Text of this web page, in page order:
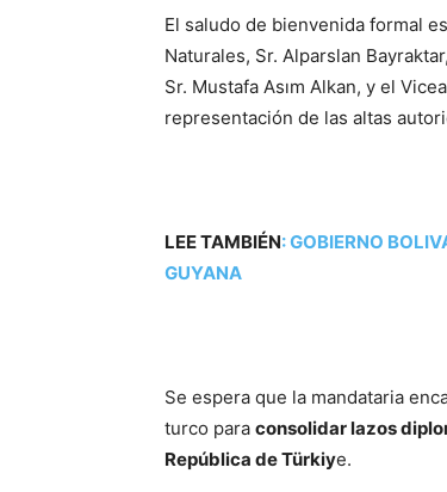
El saludo de bienvenida formal
Naturales, Sr. Alparslan
Sr. Mustafa Asım Alkan, y el
representación de las altas
LEE TAMBIÉN:GOBIERNO
GUYANA
Se espera que la mandataria
turco para consolidar lazos
República de Türkiye.